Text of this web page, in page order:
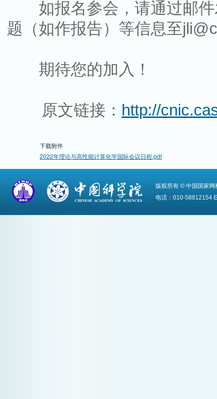
如报名参会，请通过邮件
题（如作报告）等信息至
期待您的加入！
原文链接： http://
下载附件
2022年理论与高性能计算化学国际会议日程.pdf
版权所有 © 中国国家
电话：010-58812154